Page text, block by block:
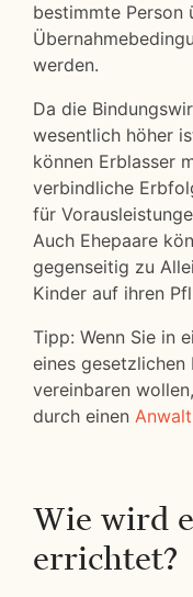
bestimmte Person
werden.
Da die
wesentlich höher
können Erblasser
verbindliche
für
Auch Ehepaare
gegenseitig zu
Kinder auf ihren
Tipp: Wenn Sie in
eines gesetzlichen
vereinbaren
durch einen
Wie wird
errichtet?